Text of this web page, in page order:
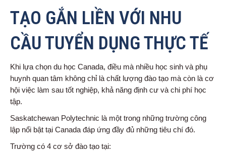
TẠO GẮN LIỀN VỚI NHU
CẦU TUYỂN DỤNG THỰC TẾ
Khi lựa chọn du học Canada, điều mà nhiều học sinh và phụ
huynh quan tâm không chỉ là chất lượng đào tạo mà còn là cơ
hội việc làm sau tốt nghiệp, khả năng định cư và chi phí học
tập.
Saskatchewan Polytechnic là một trong những trường công
lập nổi bật tại Canada đáp ứng đầy đủ những tiêu chí đó.
Trường có 4 cơ sở đào tạo tại: